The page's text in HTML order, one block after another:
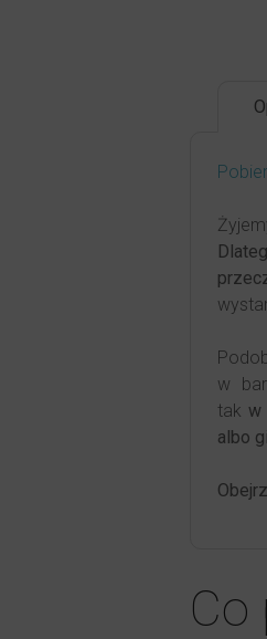
w
tak w
albo